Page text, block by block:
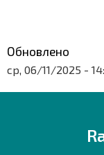
Обновлено
ср, 06/11/2025 -